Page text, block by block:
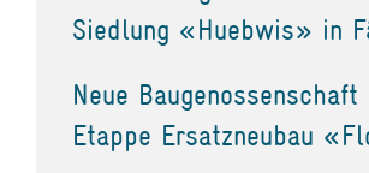
Siedlung «Huebwis» in
Neue Baugenossenschaft
Etappe Ersatzneubau